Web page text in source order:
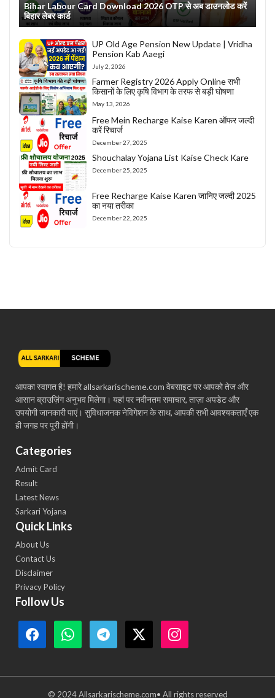
Bihar Labour Card Download 2026 OTP से अब डाउनलोड करें
बिहार लेबर कार्ड
UP Old Age Pension New Update | Vridha
Pension Kab Aaegi
July 2, 2026
Farmer Registry 2026 Apply Online सभी
किसानों के लिए कृषि विभाग के तरफ से बड़ी घोषणा
May 13, 2026
Free Mein Recharge Kaise Karen ऑफर जल्दी
करें रिचार्ज
December 27, 2025
Shouchalay Yojana List Kaise Check Kare
December 25, 2025
Free Recharge Kaise Karen जानिए जल्दी 2025
का नया तरीका
December 22, 2025
आपका स्वागत है! हमारे allsarkarischeme.com वेबसाइट पर आपको तेज और
आसान ब्राउज़िंग अनुभव मिलेगा। यहां पर नवीनतम समाचार, ताज़ा अपडेट और
उपयोगी जानकारी पाएं। सुविधाजनक नेविगेशन के साथ, आपकी सभी आवश्यकताएँ एक
ही जगह पर पूरी होंगी।
Categories
Admit Card
Result
Latest News
Sarkari Yojana
Quick Links
About Us
Contact Us
Disclaimer
Privacy Policy
Follow Us
© 2024 Allsarkarischeme.com• All rights reserved